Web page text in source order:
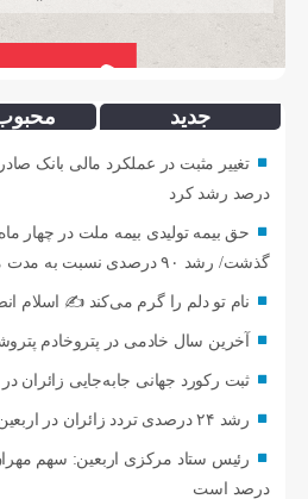
جدید
درصد رشد کرد
گذشت/ رشد ۹۰ درصدی نسبت به مدت مشابه سال گذشته
نام تو دلم را گرم می‌کند ✍️ اسلام
آخرین سال خادمی در پتروخادم
ثبت رکورد جهانی جابه‌جایی زائران
رشد ۲۴ درصدی تردد زائران در اربعین از مرز مهران
درصد است